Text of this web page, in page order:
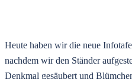
Heute haben wir die neue
nachdem wir den Ständer
Denkmal gesäubert und